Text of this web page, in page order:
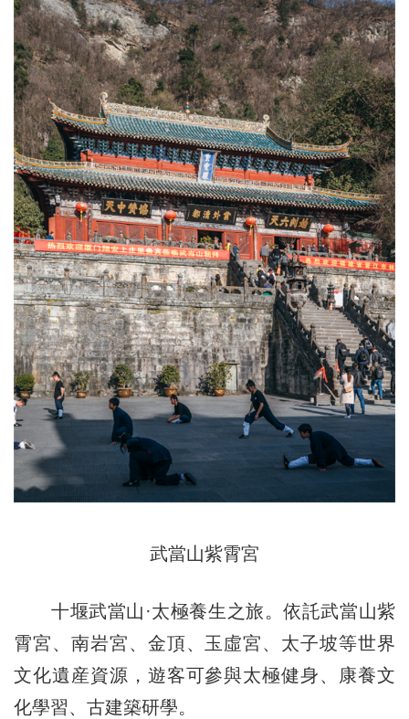
武當山紫霄宮
十堰武當山·太極養生之旅。依託武當山紫
霄宮、南岩宮、金頂、玉虛宮、太子坡等世界
文化遺産資源，遊客可參與太極健身、康養文
化學習、古建築研學。